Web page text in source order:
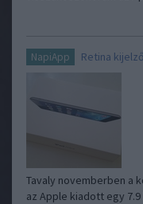
NapiApp Retina
Tavaly novemberben a
az Apple kiadott egy